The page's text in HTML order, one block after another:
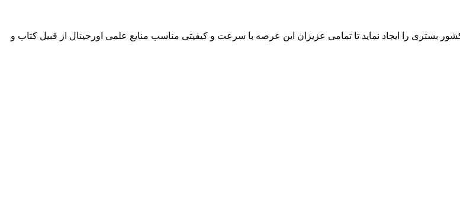
بستری را ایجاد نماید تا تمامی عزیزان این عرصه با سرعت و کیفیتی مناسب منایع علمی اورجینال از قبیل کتاب و